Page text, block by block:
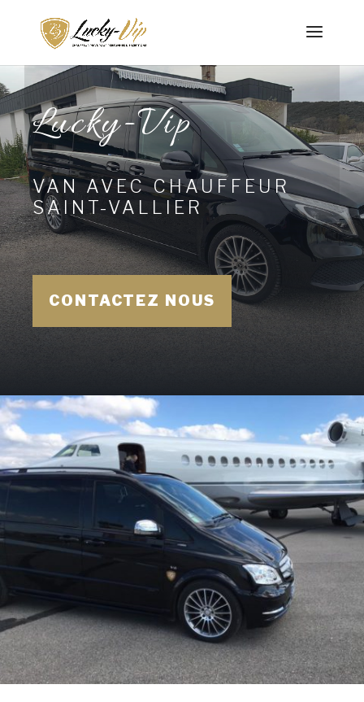
Lucky-Vip
VAN AVEC CHAUFFEUR
SAINT-VALLIER
CONTACTEZ NOUS